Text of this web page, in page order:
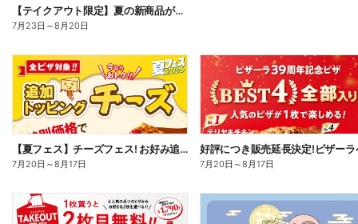
【テイクアウト限定】夏の新商品が加わった、ピザーラボックス
7月23日 ～8月20日
【夏フェス】チーズフェス! お好み追加トッピング「チーズ」が半額以下で注文できる!
7月20日 ～8月17日 7月20日 ～8月17日